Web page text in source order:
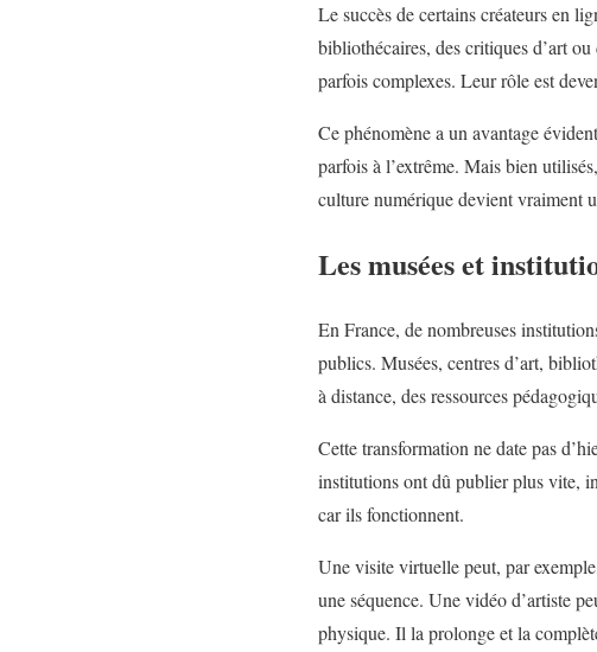
Le succès de certains créateurs en
bibliothécaires, des critiques d’art
parfois complexes. Leur rôle est
Ce phénomène a un avantage
parfois à l’extrême. Mais bien
culture numérique devient vraiment
Les musées et
En France, de nombreuses
publics. Musées, centres d’art,
à distance, des ressources
Cette transformation ne date pas
institutions ont dû publier plus vite,
car ils fonctionnent.
Une visite virtuelle peut, par
une séquence. Une vidéo d’artiste
physique. Il la prolonge et la